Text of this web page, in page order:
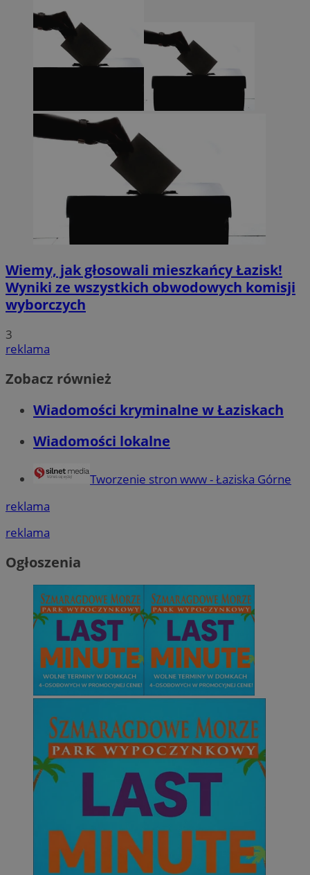
Wiemy, jak głosowali mieszkańcy Łazisk!
Wyniki ze wszystkich obwodowych komisji
wyborczych
3
reklama
Zobacz również
Wiadomości kryminalne w Łaziskach
Wiadomości lokalne
Tworzenie stron www - Łaziska Górne
reklama
reklama
Ogłoszenia